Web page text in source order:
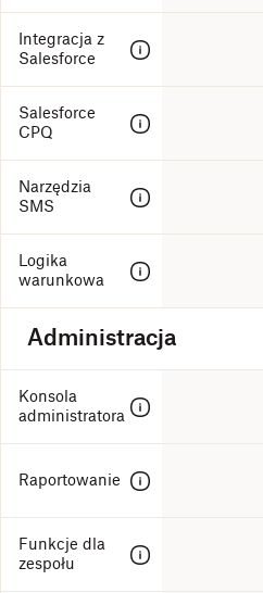
Integracja z
Salesforce
Salesforce
CPQ
Narzędzia
SMS
Logika
warunkowa
Administracja
Konsola
administratora
Raportowanie
Funkcje dla
zespołu